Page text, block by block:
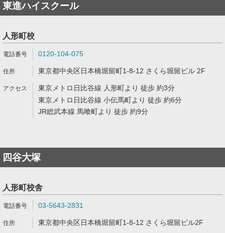
東進ハイスクール
人形町校
0120-104-075
東京都中央区日本橋堀留町1-8-12 さくら堀留ビル 2F
東京メトロ日比谷線 人形町より 徒歩 約3分
東京メトロ日比谷線 小伝馬町より 徒歩 約6分
JR総武本線 馬喰町より 徒歩 約9分
四谷大塚
人形町校舎
03-5643-2831
東京都中央区日本橋堀留町1-8-12 さくら堀留ビル2F